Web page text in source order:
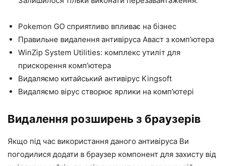
Pokemon GO сприятливо впливає на бізнес
Правильне видалення антивіруса Аваст з комп’ютера
WinZip System Utilities: комплекс утиліт для
прискорення комп’ютера
Видаляємо китайський антивірус Kingsoft
Видаляємо вірус створює ярлики на комп’ютері
Видалення розширень з браузерів
Якщо під час використання даного антивіруса Ви
погодилися додати в браузер компонент для захисту від